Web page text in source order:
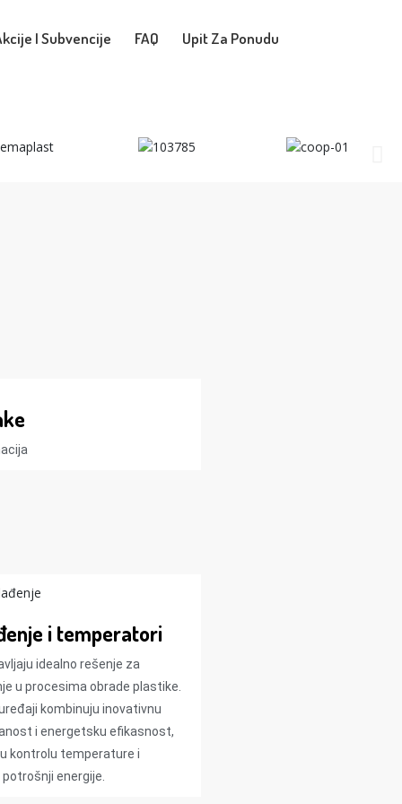
I Subvencije FAQ Upit Za Ponudu
i temperatori
idealno rešenje za
u procesima obrade plastike.
kombinuju inovativnu
i energetsku efikasnost,
kontrolu temperature i
energije.